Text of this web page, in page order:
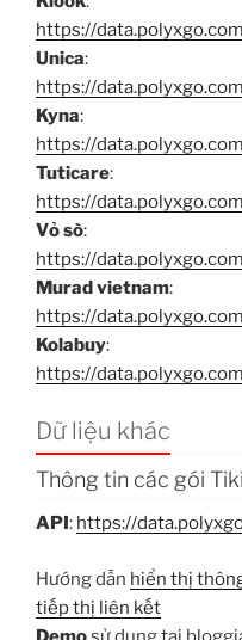
https://
Unica:
https://
Kyna:
https://
Tuticare:
https://
Vỏ sò:
https://
Murad vietnam:
https://
Kolabuy:
https://
Dữ liệu khác
Thông tin các gói
API : https://
Hướng dẫn hiển thị
tiếp thị liên kết